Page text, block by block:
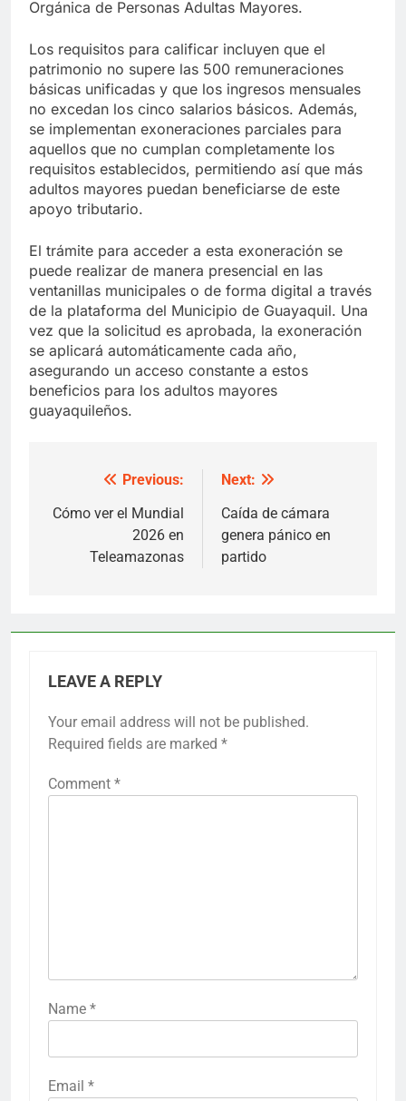
Orgánica de Personas Adultas Mayores.
Los requisitos para calificar incluyen que el
patrimonio no supere las 500 remuneraciones
básicas unificadas y que los ingresos mensuales
no excedan los cinco salarios básicos. Además,
se implementan exoneraciones parciales para
aquellos que no cumplan completamente los
requisitos establecidos, permitiendo así que más
adultos mayores puedan beneficiarse de este
apoyo tributario.
El trámite para acceder a esta exoneración se
puede realizar de manera presencial en las
ventanillas municipales o de forma digital a través
de la plataforma del Municipio de Guayaquil. Una
vez que la solicitud es aprobada, la exoneración
se aplicará automáticamente cada año,
asegurando un acceso constante a estos
beneficios para los adultos mayores
guayaquileños.
navigation
Previous:
Cómo ver el Mundial
2026 en
Teleamazonas
Next:
Caída de cámara
genera pánico en
partido
LEAVE A REPLY
Your email address will not be published.
Required fields are marked *
Comment *
Name *
Email *